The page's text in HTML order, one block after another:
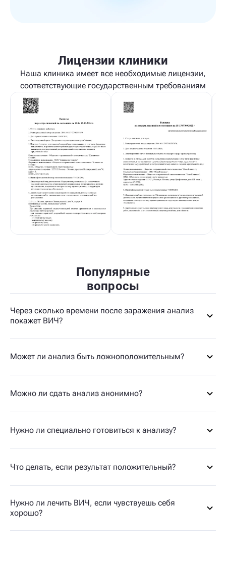
Лицензии клиники
Наша клиника имеет все необходимые лицензии,
соответствующие государственным требованиям
Популярные
вопросы
Через сколько времени после заражения анализ
покажет ВИЧ?
Может ли анализ быть ложноположительным?
Можно ли сдать анализ анонимно?
Нужно ли специально готовиться к анализу?
Что делать, если результат положительный?
Нужно ли лечить ВИЧ, если чувствуешь себя
хорошо?